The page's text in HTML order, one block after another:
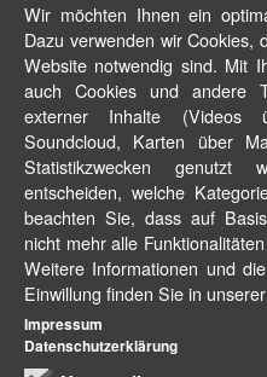
Wir möchten Ihnen ein
Dazu verwenden wir Cookies,
Website notwendig sind. Mit
auch Cookies und andere
externer Inhalte (Videos
Soundcloud, Karten über
Statistikzwecken
entscheiden, welche
beachten Sie, dass auf
nicht mehr alle
Weitere Informationen und
Einwillung finden Sie in unserer
Impressum
Datenschutzerklärung